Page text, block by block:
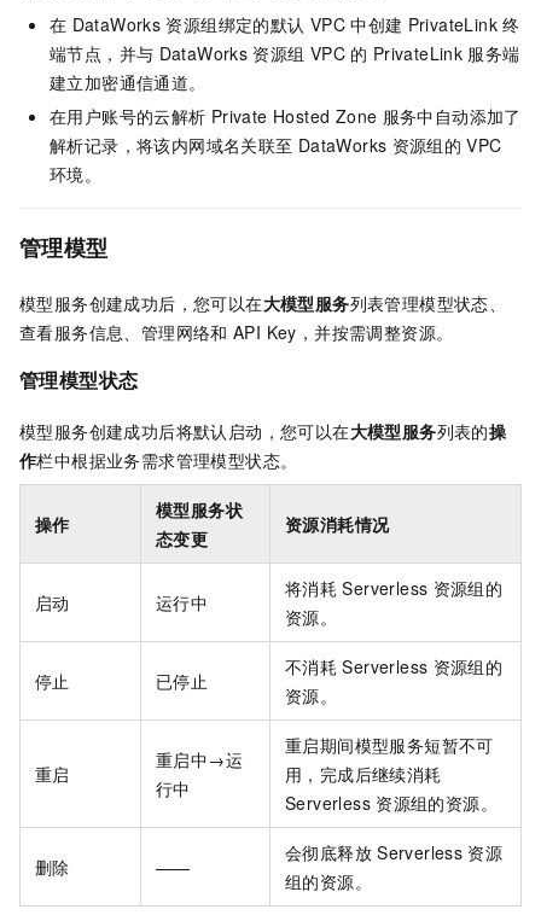
在 DataWorks 资源组绑定的默认 VPC 中创建 PrivateLink 终
端节点，并与 DataWorks 资源组 VPC 的 PrivateLink 服务端
建立加密通信通道。
在用户账号的云解析 Private Hosted Zone 服务中自动添加了
解析记录，将该内网域名关联至 DataWorks 资源组的 VPC
环境。
管理模型
模型服务创建成功后，您可以在大模型服务列表管理模型状态、
查看服务信息、管理网络和 API Key，并按需调整资源。
管理模型状态
模型服务创建成功后将默认启动，您可以在大模型服务列表的操
作栏中根据业务需求管理模型状态。
操作
模型服务状
态变更
资源消耗情况
启动 运行中
将消耗 Serverless 资源组的
资源。
停止 已停止
不消耗 Serverless 资源组的
资源。
重启
重启中→运
行中
重启期间模型服务短暂不可
用，完成后继续消耗
Serverless 资源组的资源。
删除 ——
会彻底释放 Serverless 资源
组的资源。